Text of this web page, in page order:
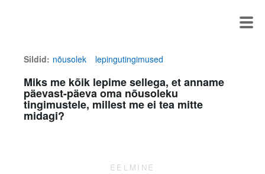
Sildid: nõusolek lepingutingimused
Miks me kõik lepime sellega, et anname
päevast-päeva oma nõusoleku
tingimustele, millest me ei tea mitte
midagi?
EELMINE